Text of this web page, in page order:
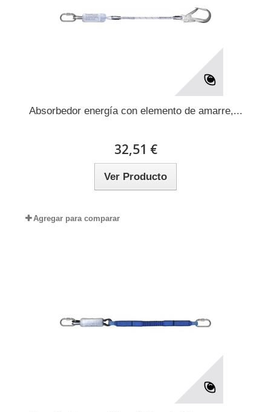
Absorbedor energía con elemento de amarre,...
32,51 €
Ver Producto
Agregar para comparar